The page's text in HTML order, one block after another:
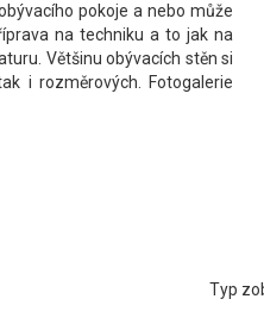
pokoje a nebo může
na techniku a to jak na
Většinu obývacích stěn si
i rozměrových. Fotogalerie
Typ